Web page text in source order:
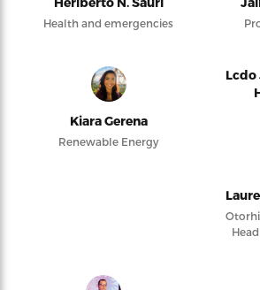
Health and emergencies
Kiara Gerena
Renewable Energy
Lcdo